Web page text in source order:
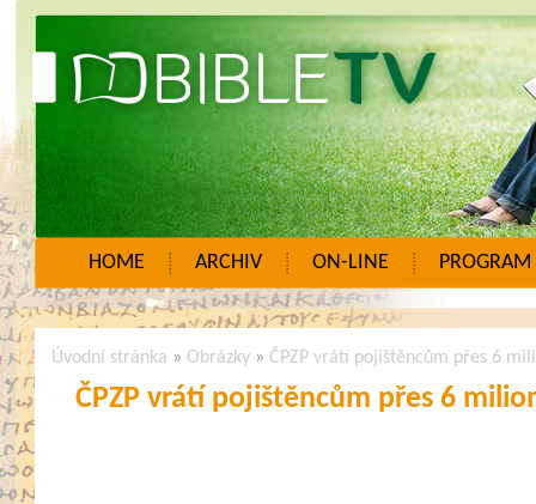
HOME ARCHIV ON-LINE PROGRAM
Úvodní stránka » Obrázky » ČPZP vrátí pojištěncům přes 6
ČPZP vrátí pojištěncům přes 6